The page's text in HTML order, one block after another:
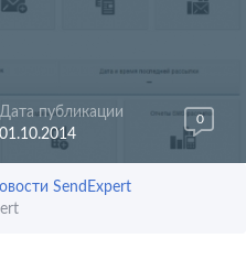
Дата публикации
01.10.2014
0
SendExpert